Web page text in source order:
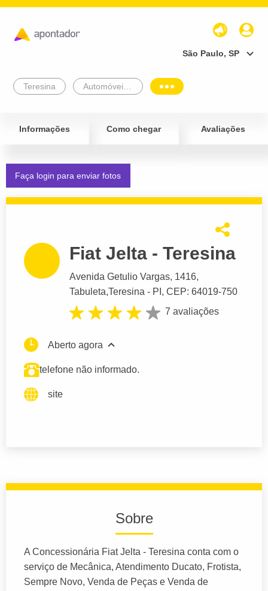
São Paulo, SP
Teresina
Informações Como chegar Avaliações
Faça login para enviar fotos
Fiat Jelta - Teresina
Avenida Getulio Vargas, 1416,
Tabuleta,Teresina - PI, CEP: 64019-750
7 avaliações
Aberto agora
telefone não informado.
site
Sobre
A Concessionária Fiat Jelta - Teresina conta com o
serviço de Mecânica, Atendimento Ducato, Frotista,
Sempre Novo, Venda de Peças e Venda de